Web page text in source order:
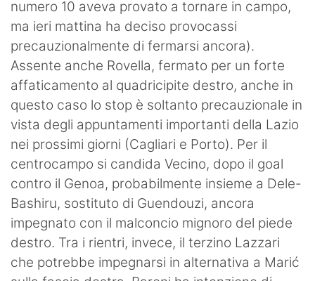
numero 10 aveva provato a tornare in campo,
ma ieri mattina ha deciso provocassi
precauzionalmente di fermarsi ancora).
Assente anche Rovella, fermato per un forte
affaticamento al quadricipite destro, anche in
questo caso lo stop è soltanto precauzionale in
vista degli appuntamenti importanti della Lazio
nei prossimi giorni (Cagliari e Porto). Per il
centrocampo si candida Vecino, dopo il goal
contro il Genoa, probabilmente insieme a Dele-
Bashiru, sostituto di Guendouzi, ancora
impegnato con il malconcio mignoro del piede
destro. Tra i rientri, invece, il terzino Lazzari
che potrebbe impegnarsi in alternativa a Marić